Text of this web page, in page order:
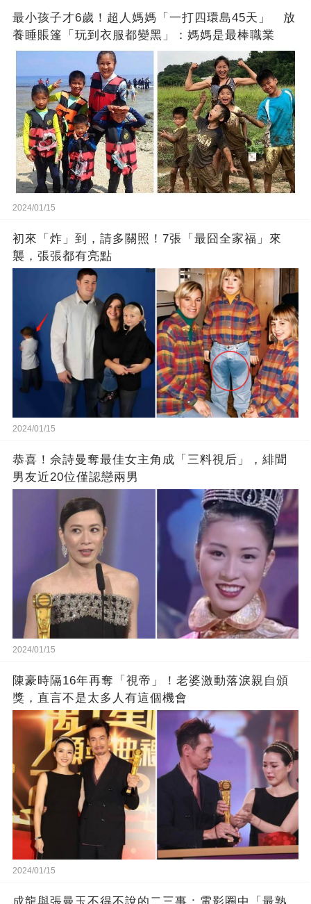
最小孩子才6歲！超人媽媽「一打四環島45天」 放
養睡賬篷「玩到衣服都變黑」：媽媽是最棒職業
2024/01/15
初來「炸」到，請多關照！7張「最囧全家福」來
襲，張張都有亮點
2024/01/15
恭喜！佘詩曼奪最佳女主角成「三料視后」，緋聞
男友近20位僅認戀兩男
2024/01/15
陳豪時隔16年再奪「視帝」！老婆激動落淚親自頒
獎，直言不是太多人有這個機會
2024/01/15